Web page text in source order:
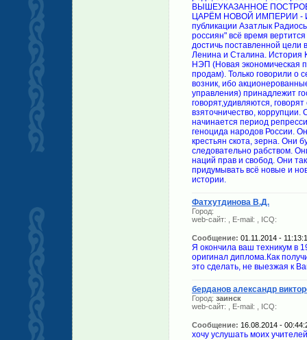
ВЫШЕУКАЗАННОЕ
ЦАРЁМ НОВОЙ ИМПЕРИИ -
публикации Азатлык
россиян" всё время
достичь поставленной
Ленина и Сталина. История
НЭП (Новая экономическая
продам). Только говорили о
возник, ибо
управления) принадлежит
говорят,удивляются,
взяточничество,
начинается период
геноцида народов России.
крестьян скота, зерна. Они
следовательно рабством.
наций прав и свобод. Они
придумывать всё новые и
истории.
Фатхутдинова В.Д.
Город:
web-сайт:
, E-mail: , ICQ:
Сообщение: 01.11.2014 -
Я окончила ваш техникум в
оригинал диплома.Как
это сделать, не выезжая к
берданов александр
Город: заинск
web-сайт:
, E-mail: , ICQ:
Сообщение: 16.08.2014 -
хочу услушать моих